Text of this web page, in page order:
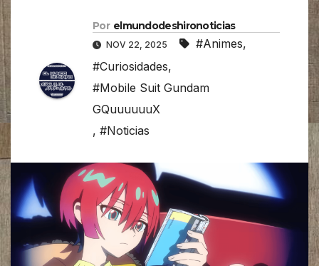
Por elmundodeshironoticias
NOV 22, 2025 #Animes,
#Curiosidades,
#Mobile Suit Gundam
GQuuuuuuX
, #Noticias